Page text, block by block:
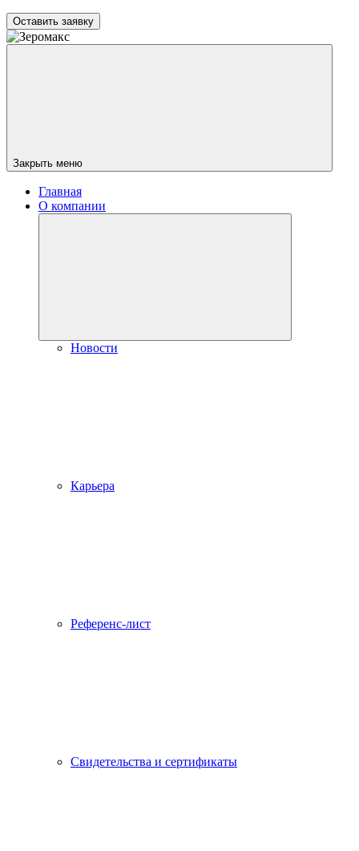
Оставить заявку
Закрыть меню
Главная
О компании
Новости
Карьера
Референс-лист
Свидетельства и сертификаты